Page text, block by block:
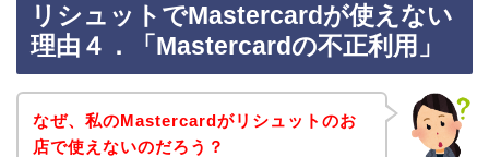
リシュットでMastercardが使えない
理由４．「Mastercardの不正利用」
なぜ、私のMastercardがリシュットのお
店で使えないのだろう？